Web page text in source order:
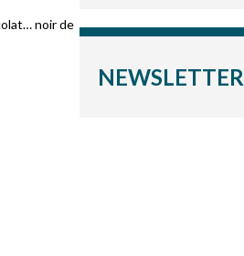
noir de
NEWSLETTER